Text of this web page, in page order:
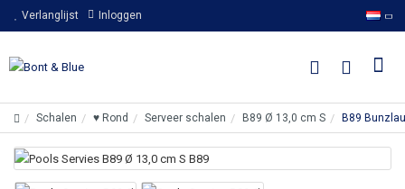
Verlanglijst Inloggen
Schalen ♥ Rond Serveer schalen B89 Ø 13,0 cm S B89